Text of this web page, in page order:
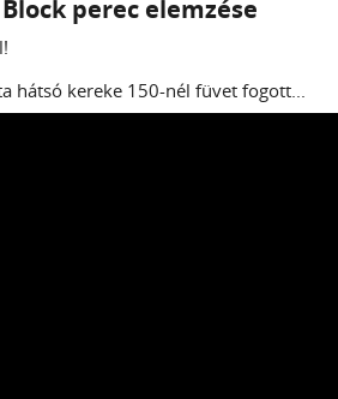
Block perec elemzése
hátsó kereke 150-nél füvet fogott...